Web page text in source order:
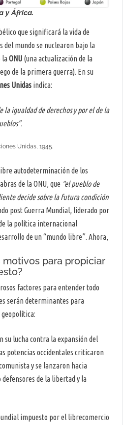
y África.
que significará la vida de
del mundo se nuclearon bajo la
laONU (una actualización de la
de la primera guerra). En su
Unidas indica:
la igualdad de derechos y por el de la
Unidas, 1945.
autodeterminación de los
de la ONU, que “el pueblo de
decide sobre la futura condición
post Guerra Mundial, liderado por
la política internacional
de un “mundo libre”. Ahora,
motivos para propiciar
factores para entender todo
serán determinantes para
su lucha contra la expansión del
potencias occidentales criticaron
y se lanzaron hacia
de la libertad y la
impuesto por el librecomercio